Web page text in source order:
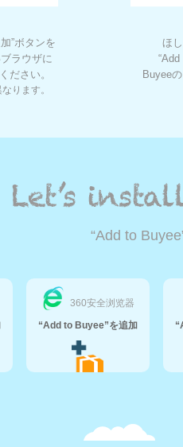
”ボタンを
ラウザに
ださい。
ります。
ほ
Buyee
“Add to
360安全浏览器
“Add to Buyee”を追加